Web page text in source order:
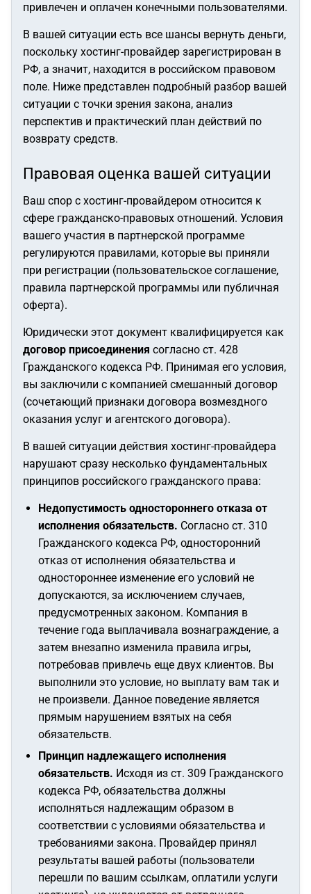
привлечен и оплачен конечными пользователями.
В вашей ситуации есть все шансы вернуть деньги,
поскольку хостинг-провайдер зарегистрирован в
РФ, а значит, находится в российском правовом
поле. Ниже представлен подробный разбор вашей
ситуации с точки зрения закона, анализ
перспектив и практический план действий по
возврату средств.
Правовая оценка вашей ситуации
Ваш спор с хостинг-провайдером относится к
сфере гражданско-правовых отношений. Условия
вашего участия в партнерской программе
регулируются правилами, которые вы приняли
при регистрации (пользовательское соглашение,
правила партнерской программы или публичная
оферта).
Юридически этот документ квалифицируется как
договор присоединения согласно ст. 428
Гражданского кодекса РФ. Принимая его условия,
вы заключили с компанией смешанный договор
(сочетающий признаки договора возмездного
оказания услуг и агентского договора).
В вашей ситуации действия хостинг-провайдера
нарушают сразу несколько фундаментальных
принципов российского гражданского права:
Недопустимость одностороннего отказа от
исполнения обязательств. Согласно ст. 310
Гражданского кодекса РФ, односторонний
отказ от исполнения обязательства и
одностороннее изменение его условий не
допускаются, за исключением случаев,
предусмотренных законом. Компания в
течение года выплачивала вознаграждение, а
затем внезапно изменила правила игры,
потребовав привлечь еще двух клиентов. Вы
выполнили это условие, но выплату вам так и
не произвели. Данное поведение является
прямым нарушением взятых на себя
обязательств.
Принцип надлежащего исполнения
обязательств. Исходя из ст. 309 Гражданского
кодекса РФ, обязательства должны
исполняться надлежащим образом в
соответствии с условиями обязательства и
требованиями закона. Провайдер принял
результаты вашей работы (пользователи
перешли по вашим ссылкам, оплатили услуги